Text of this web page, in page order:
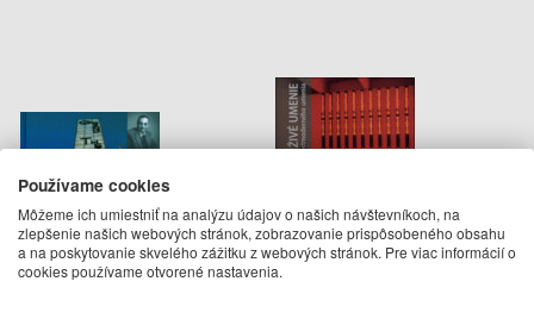
Po stopách architekta L. E.
Používame cookies
Môžeme ich umiestniť na analýzu údajov o našich návštevníkoch, na
zlepšenie našich webových stránok, zobrazovanie prispôsobeného obsahu
a na poskytovanie skvelého zážitku z webových stránok. Pre viac informácií o
cookies používame otvorené nastavenia.